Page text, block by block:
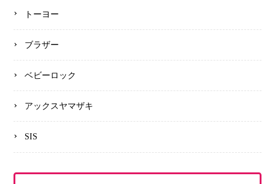
トーヨー
ブラザー
ベビーロック
アックスヤマザキ
SIS